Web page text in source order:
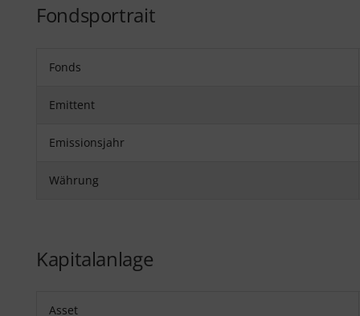
Fondsportrait
Fonds
Emittent
Emissionsjahr
Währung
Kapitalanlage
Asset